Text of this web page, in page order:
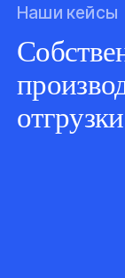
Наши кейсы
отгрузки